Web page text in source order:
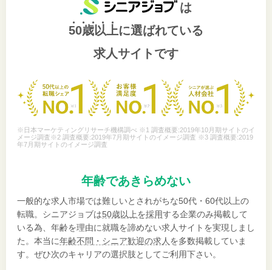
は
50歳以上に選ばれている
求人サイトです
※日本マーケティングリサーチ機構調べ ※1 調査概要:2019年10月期サイトのイ
メージ調査※2 調査概要:2019年7月期サイトのイメージ調査 ※3 調査概要:2019
年7月期サイトのイメージ調査
年齢であきらめない
一般的な求人市場では難しいとされがちな50代・60代以上の
転職。シニアジョブは50歳以上を採用する企業のみ掲載して
いる為、年齢を理由に就職を諦めない求人サイトを実現しまし
た。本当に年齢不問・シニア歓迎の求人 を多数掲載していま
す。ぜひ次のキャリアの選択肢としてご利用下さい。